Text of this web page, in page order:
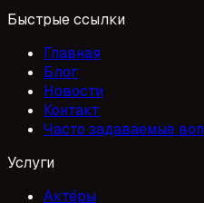
Быстрые ссылки
Главная
Блог
Новости
Контакт
Часто задаваемые
Услуги
Актёры